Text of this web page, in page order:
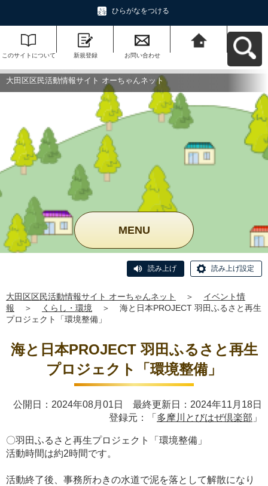
ひらがなをつける
このサイトについて 新規登録 お問い合わせ
ットへ戻る
大田区区民活動情報サイト オーちゃんネット
MENU
読み上げ 読み上げ設定
大田区区民活動情報サイト オーちゃんネット ＞
イベント情
報
＞ くらし・環境 ＞
海と日本PROJECT 羽田ふるさと再生
プロジェクト「環境整備」
海と日本PROJECT 羽田ふるさと再生
プロジェクト「環境整備」
公開日：2024年08月01日 最終更新日：2024年11月18日
登録元：「 多摩川とびはぜ倶楽部 」
〇羽田ふるさと再生プロジェクト「環境整備」
活動時間は約2時間です。
活動終了後、事務所わきの水道で泥を落として解散になり